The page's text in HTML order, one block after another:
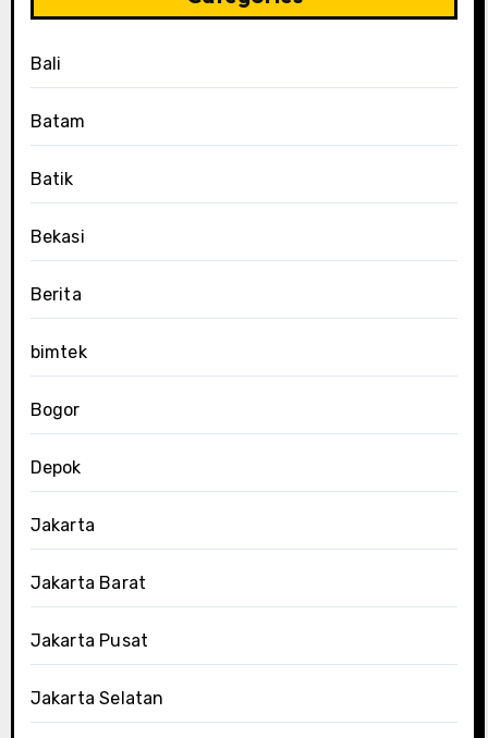
Bali
Batam
Batik
Bekasi
Berita
bimtek
Bogor
Depok
Jakarta
Jakarta Barat
Jakarta Pusat
Jakarta Selatan